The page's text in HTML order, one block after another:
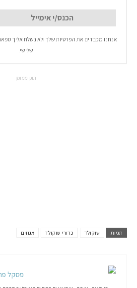
אנחנו מכבדים את הפרטיות שלך ולא נשלח אליך
שלישי.
תוכן ממומן
תגיות שוקולד כדורי שוקולד אגוזים
פסקל